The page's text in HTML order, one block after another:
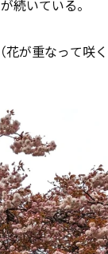
続いている。
が重なって咲